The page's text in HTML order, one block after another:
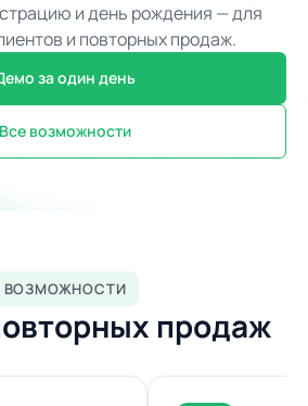
и день рождения — для
и повторных продаж.
за один день
Все возможности
ВОЗМОЖНОСТИ
продаж